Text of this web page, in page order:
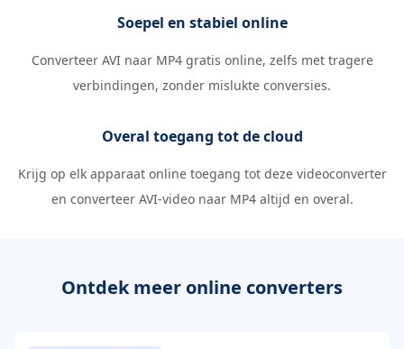
Soepel en stabiel online
Converteer AVI naar MP4 gratis online, zelfs met tragere
verbindingen, zonder mislukte conversies.
Overal toegang tot de cloud
Krijg op elk apparaat online toegang tot deze videoconverter
en converteer AVI-video naar MP4 altijd en overal.
Ontdek meer online converters